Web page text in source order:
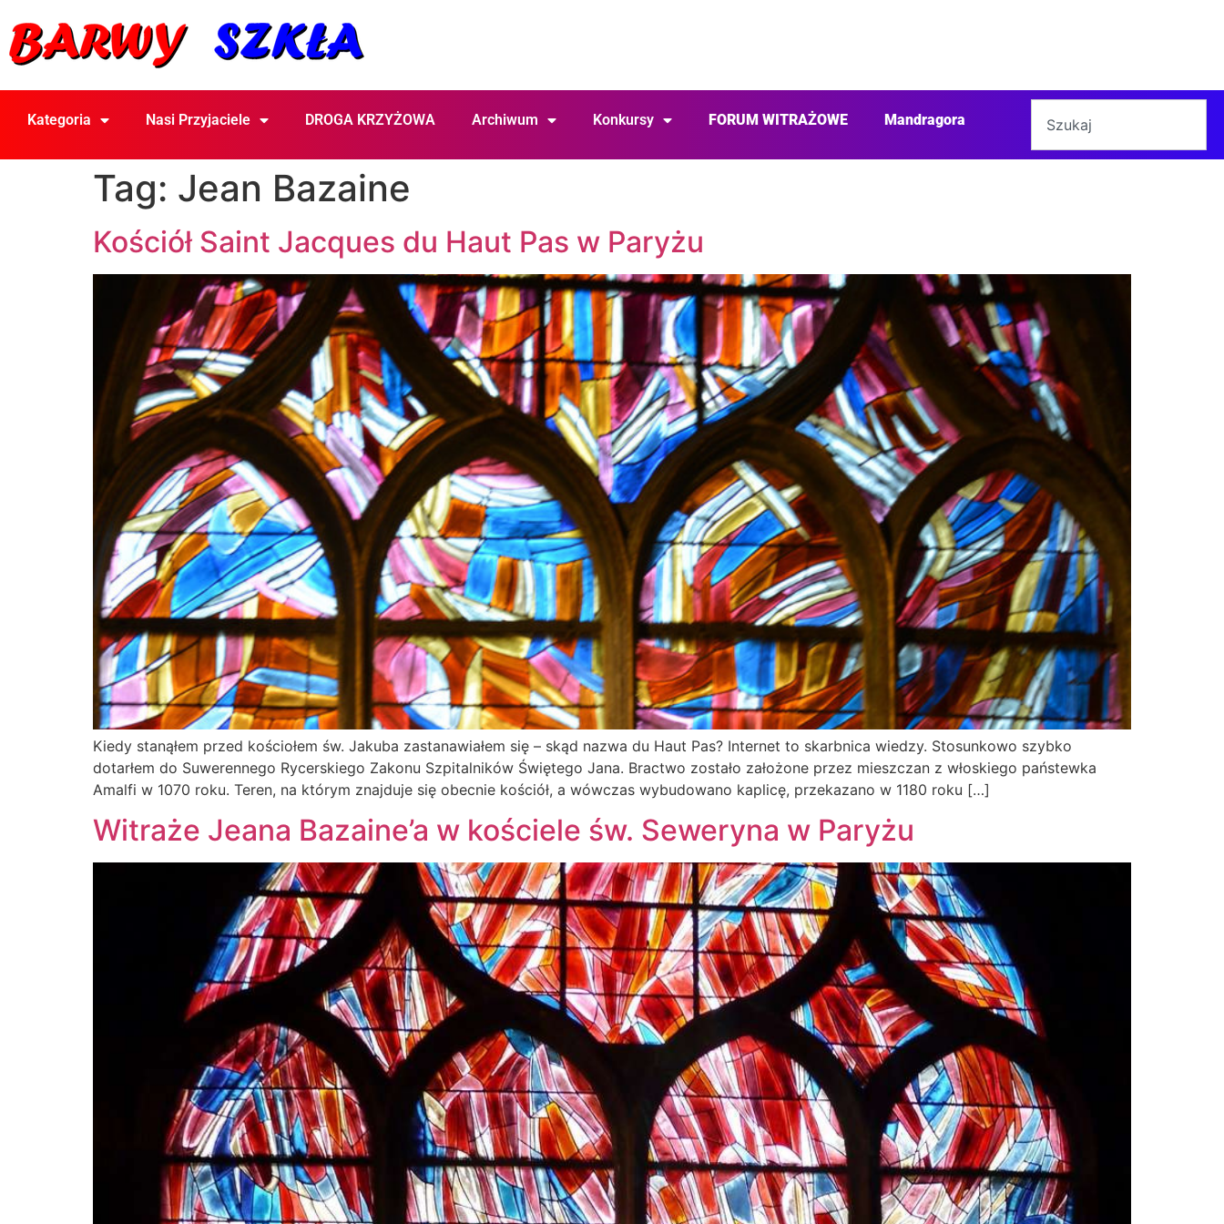
Kategoria Nasi Przyjaciele DROGA KRZYŻOWA Archiwum Konkursy FORUM WITRAŻOWE Mandragora
Tag: Jean Bazaine
Kościół Saint Jacques du Haut Pas w Paryżu
Kiedy stanąłem przed kościołem św. Jakuba zastanawiałem się – skąd nazwa du Haut Pas? Internet to skarbnica wiedzy. Stosunkowo szybko
dotarłem do Suwerennego Rycerskiego Zakonu Szpitalników Świętego Jana. Bractwo zostało założone przez mieszczan z włoskiego państewka
Amalfi w 1070 roku. Teren, na którym znajduje się obecnie kościół, a wówczas wybudowano kaplicę, przekazano w 1180 roku […]
Witraże Jeana Bazaine’a w kościele św. Seweryna w Paryżu